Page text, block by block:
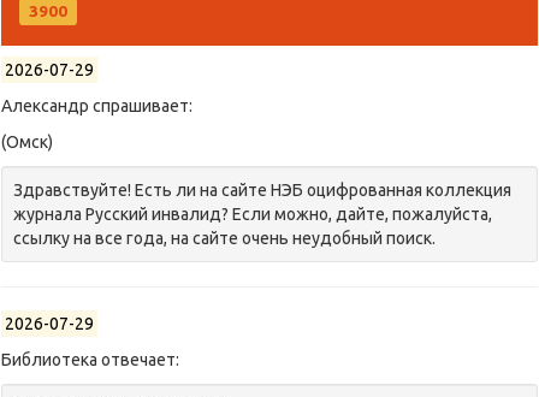
3900
2026-07-29
Александр спрашивает:
(Омск)
Здравствуйте! Есть ли на сайте НЭБ оцифрованная коллекция
журнала Русский инвалид? Если можно, дайте, пожалуйста,
ссылку на все года, на сайте очень неудобный поиск.
2026-07-29
Библиотека отвечает: